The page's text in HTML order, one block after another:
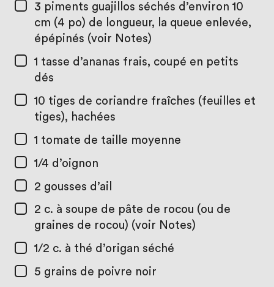
3 piments guajillos séchés d’environ 10
cm (4 po) de longueur, la queue enlevée,
épépinés (voir Notes)
1 tasse d’ananas frais, coupé en petits
dés
10 tiges de coriandre fraîches (feuilles et
tiges), hachées
1 tomate de taille moyenne
1/4 d’oignon
2 gousses d’ail
2 c. à soupe de pâte de rocou (ou de
graines de rocou) (voir Notes)
1/2 c. à thé d’origan séché
5 grains de poivre noir